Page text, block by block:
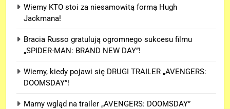
Wiemy KTO stoi za niesamowitą formą Hugh
Jackmana!
Bracia Russo gratulują ogromnego sukcesu filmu
„SPIDER-MAN: BRAND NEW DAY”!
Wiemy, kiedy pojawi się DRUGI TRAILER „AVENGERS:
DOOMSDAY”!
Mamy wgląd na trailer „AVENGERS: DOOMSDAY”